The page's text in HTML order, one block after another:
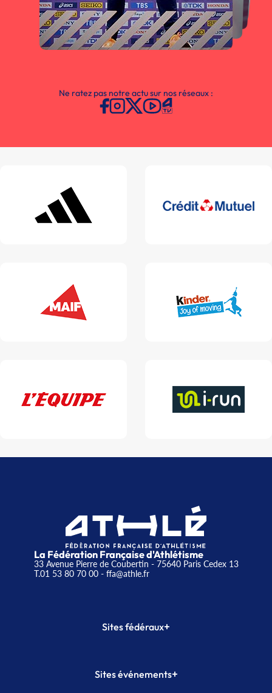
Ne ratez pas notre actu sur nos réseaux :
La Fédération Française d'Athlétisme
33 Avenue Pierre de Coubertin - 75640 Paris Cedex 13
T.01 53 80 70 00- ffa@athle.fr
Sites fédéraux+
Plateforme Formation
Sites événements+